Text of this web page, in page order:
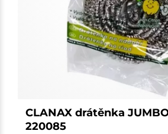
CLANAX drátěnka
220085